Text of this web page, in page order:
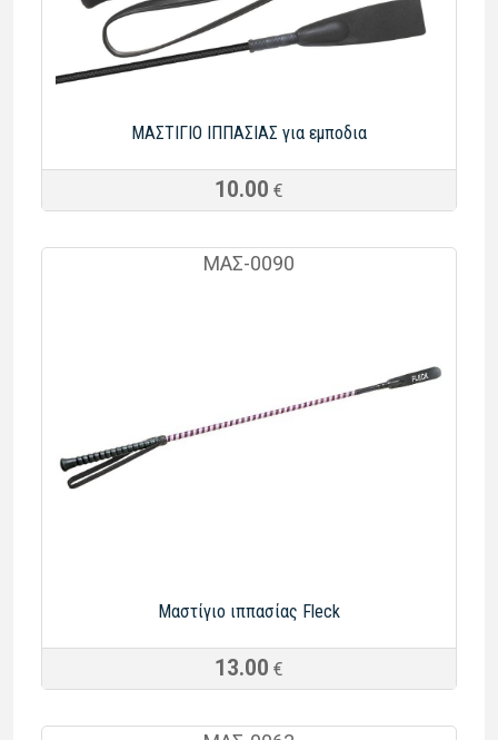
ΜΑΣΤΙΓΙΟ ΙΠΠΑΣΙΑΣ για εμποδια
10.00 €
ΜΑΣ-0090
Μαστίγιο ιππασίας Fleck
13.00 €